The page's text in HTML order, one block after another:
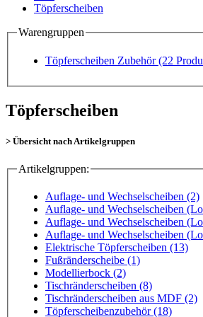
Töpferscheiben
Warengruppen
Töpferscheiben Zubehör(22
Töpferscheiben
> Übersicht nach Artikelgruppen
Artikelgruppen:
Auflage- und Wechselscheiben (2)
Auflage- und Wechselscheiben
Auflage- und Wechselscheiben
Auflage- und Wechselscheiben
Elektrische Töpferscheiben (13)
Fußränderscheibe (1)
Modellierbock (2)
Tischränderscheiben (8)
Tischränderscheiben aus MDF (2)
Töpferscheibenzubehör (18)